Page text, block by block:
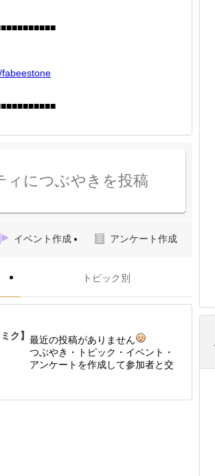
fabeestone
ィにつぶやきを投稿
イベント作成 アンケート作成
トピック別
ク】 最近の投稿がありません
つぶやき・トピック・イベント・
アンケートを作成して参加者と交